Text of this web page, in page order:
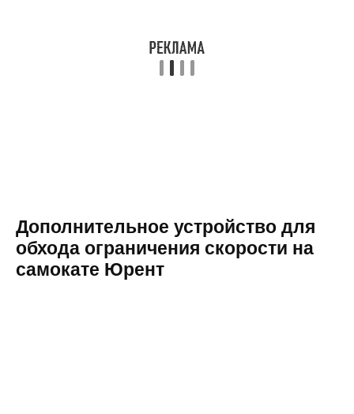
Дополнительное устройство для
обхода ограничения скорости на
самокате Юрент